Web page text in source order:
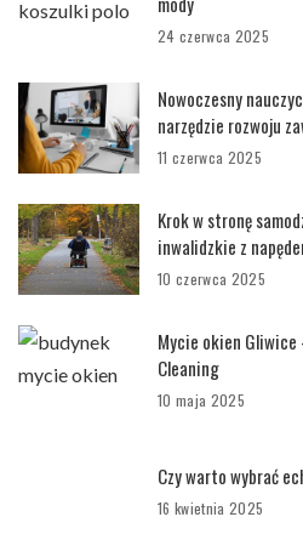
24 czerwca 2025
Nowoczesny
narzędzie rozwoju
11 czerwca 2025
Krok w stronę
inwalidzkie z
10 czerwca 2025
Mycie okien Gliwice
Cleaning
10 maja 2025
Czy warto wybrać
16 kwietnia 2025